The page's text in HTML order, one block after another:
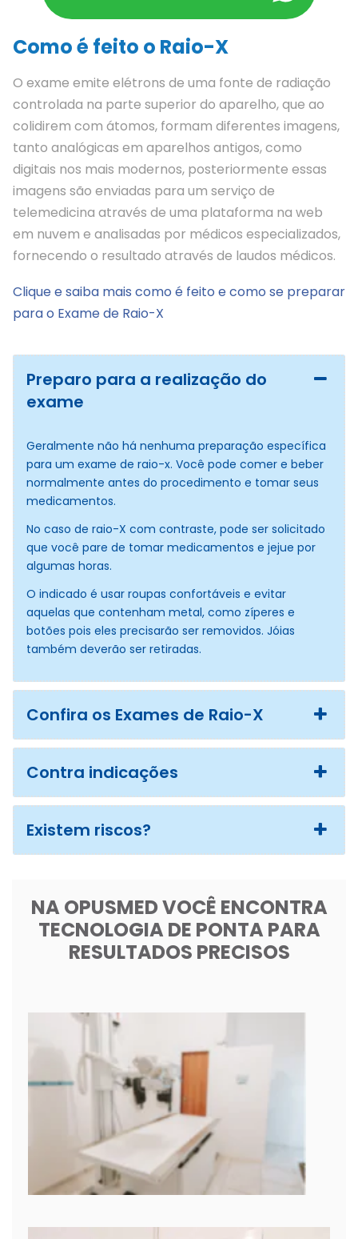
Como é feito o Raio-X
O exame emite elétrons de uma fonte de radiação
controlada na parte superior do aparelho, que ao
colidirem com átomos, formam diferentes imagens,
tanto analógicas em aparelhos antigos, como
digitais nos mais modernos, posteriormente essas
imagens são enviadas para um serviço de
telemedicina através de uma plataforma na web
em nuvem e analisadas por médicos especializados,
fornecendo o resultado através de laudos médicos.
Clique e saiba mais como é feito e como se preparar
para o Exame de Raio-X
Preparo para a realização do
exame
Geralmente não há nenhuma preparação específica
para um exame de raio-x. Você pode comer e beber
normalmente antes do procedimento e tomar seus
medicamentos.
No caso de raio-X com contraste, pode ser solicitado
que você pare de tomar medicamentos e jejue por
algumas horas.
O indicado é usar roupas confortáveis e evitar
aquelas que contenham metal, como zíperes e
botões pois eles precisarão ser removidos. Jóias
também deverão ser retiradas.
Confira os Exames de Raio-X
Contra indicações
Existem riscos?
NA OPUSMED VOCÊ ENCONTRA
TECNOLOGIA DE PONTA PARA
RESULTADOS PRECISOS